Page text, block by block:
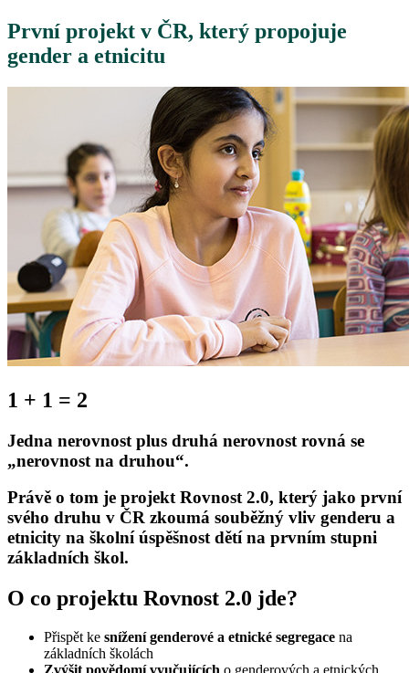
První projekt v ČR, který propojuje
gender a etnicitu
1 + 1 = 2
Jedna nerovnost plus druhá nerovnost rovná se
„nerovnost na druhou“.
Právě o tom je projekt Rovnost 2.0, který jako první
svého druhu v ČR zkoumá souběžný vliv genderu a
etnicity na školní úspěšnost dětí na prvním stupni
základních škol.
O co projektu Rovnost 2.0 jde?
Přispět ke snížení genderové a etnické segregace na
základních školách